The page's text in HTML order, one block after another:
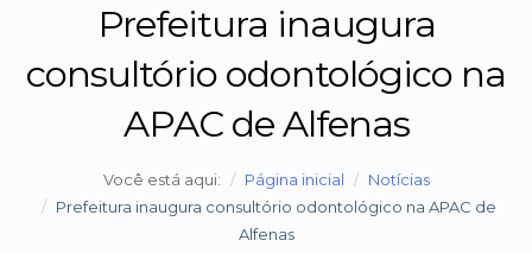
Prefeitura inaugura
consultório odontológico na
APAC de Alfenas
Você está aqui: Página inicial
Notícias
Prefeitura inaugura consultório odontológico na APAC de
Alfenas